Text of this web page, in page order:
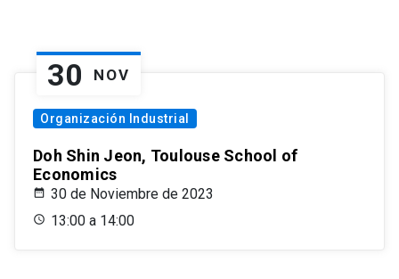
30 NOV
Organización Industrial
Doh Shin Jeon, Toulouse School of
Economics
30 de Noviembre de 2023
13:00 a 14:00